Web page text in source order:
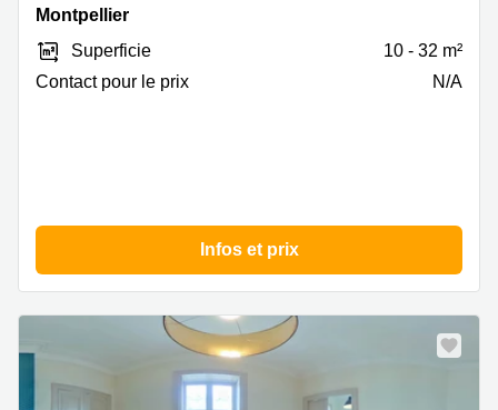
Rigaud
Montpellier
Montpellier
Superficie
10 - 32 m²
Contact pour le prix
N/A
Infos et prix